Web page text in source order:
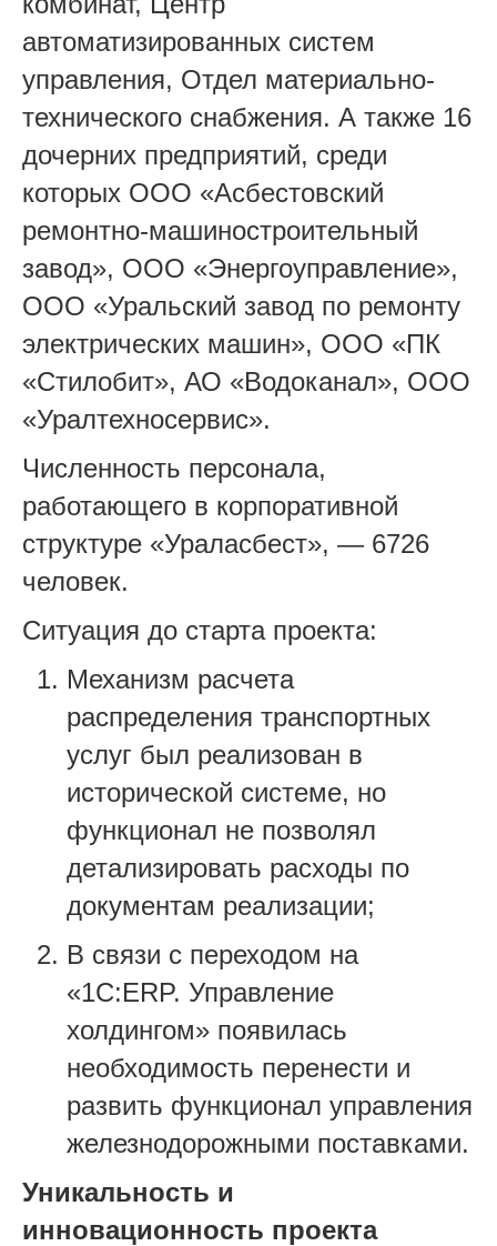
автоматизированных систем
управления, Отдел материально-
технического снабжения. А также 16
дочерних предприятий, среди
которых ООО «Асбестовский
ремонтно-машиностроительный
завод», ООО «Энергоуправление»,
ООО «Уральский завод по ремонту
электрических машин», ООО «ПК
«Стилобит», АО «Водоканал», ООО
«Уралтехносервис».
Численность персонала,
работающего в корпоративной
структуре «Ураласбест», — 6726
человек.
Ситуация до старта проекта:
Механизм расчета
распределения транспортных
услуг был реализован в
исторической системе, но
функционал не позволял
детализировать расходы по
документам реализации;
В связи с переходом на
«1С:ERP. Управление
холдингом» появилась
необходимость перенести и
развить функционал управления
железнодорожными поставками.
Уникальность и
инновационность проекта